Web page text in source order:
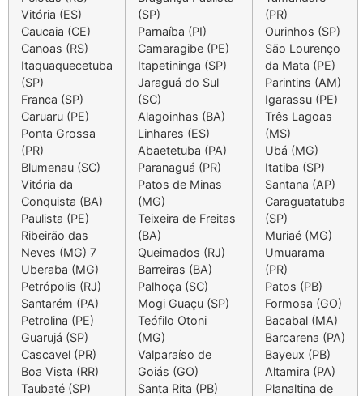
Vitória (ES)
Caucaia (CE)
Canoas (RS)
Itaquaquecetuba
(SP)
Franca (SP)
Caruaru (PE)
Ponta Grossa
(PR)
Blumenau (SC)
Vitória da
Conquista (BA)
Paulista (PE)
Ribeirão das
Neves (MG) 7
Uberaba (MG)
Petrópolis (RJ)
Santarém (PA)
Petrolina (PE)
Guarujá (SP)
Cascavel (PR)
Boa Vista (RR)
Taubaté (SP)
(SP)
Parnaíba (PI)
Camaragibe (PE)
Itapetininga (SP)
Jaraguá do Sul
(SC)
Alagoinhas (BA)
Linhares (ES)
Abaetetuba (PA)
Paranaguá (PR)
Patos de Minas
(MG)
Teixeira de Freitas
(BA)
Queimados (RJ)
Barreiras (BA)
Palhoça (SC)
Mogi Guaçu (SP)
Teófilo Otoni
(MG)
Valparaíso de
Goiás (GO)
Santa Rita (PB)
(PR)
Ourinhos (SP)
São Lourenço
da Mata (PE)
Parintins (AM)
Igarassu (PE)
Três Lagoas
(MS)
Ubá (MG)
Itatiba (SP)
Santana (AP)
Caraguatatuba
(SP)
Muriaé (MG)
Umuarama
(PR)
Patos (PB)
Formosa (GO)
Bacabal (MA)
Barcarena (PA)
Bayeux (PB)
Altamira (PA)
Planaltina de